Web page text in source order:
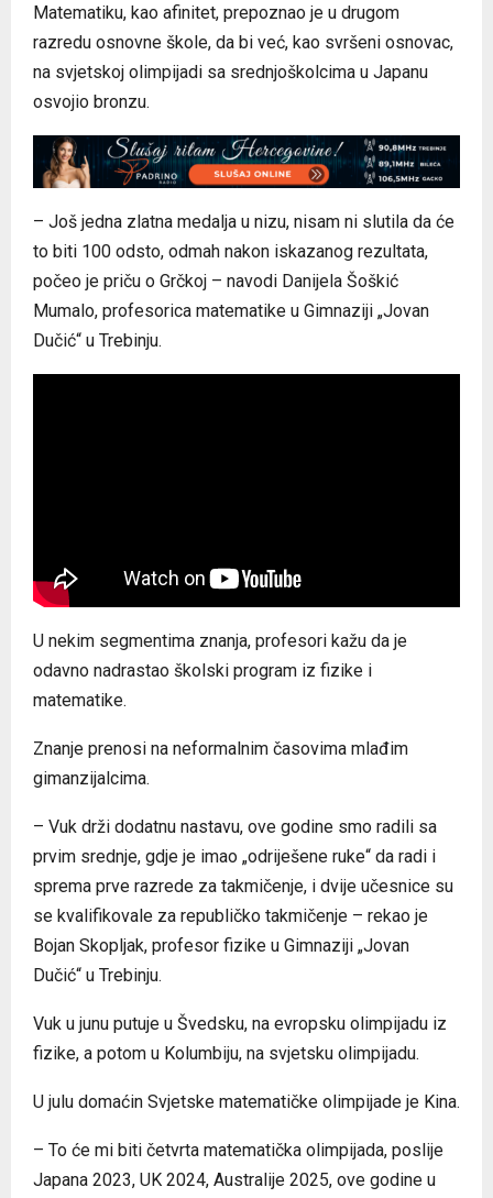
Matematiku, kao afinitet, prepoznao je u drugom
razredu osnovne škole, da bi već, kao svršeni osnovac,
na svjetskoj olimpijadi sa srednjoškolcima u Јapanu
osvojio bronzu.
– Јoš jedna zlatna medalja u nizu, nisam ni slutila da će
to biti 100 odsto, odmah nakon iskazanog rezultata,
počeo je priču o Grčkoj – navodi Danijela Šoškić
Mumalo, profesorica matematike u Gimnaziji „Јovan
Dučić“ u Trebinju.
U nekim segmentima znanja, profesori kažu da je
odavno nadrastao školski program iz fizike i
matematike.
Znanje prenosi na neformalnim časovima mlađim
gimanzijalcima.
– Vuk drži dodatnu nastavu, ove godine smo radili sa
prvim srednje, gdje je imao „odriješene ruke“ da radi i
sprema prve razrede za takmičenje, i dvije učesnice su
se kvalifikovale za republičko takmičenje – rekao je
Bojan Skopljak, profesor fizike u Gimnaziji „Јovan
Dučić“ u Trebinju.
Vuk u junu putuje u Švedsku, na evropsku olimpijadu iz
fizike, a potom u Kolumbiju, na svjetsku olimpijadu.
U julu domaćin Svjetske matematičke olimpijade je Kina.
– To će mi biti četvrta matematička olimpijada, poslije
Јapana 2023, UK 2024, Australije 2025, ove godine u